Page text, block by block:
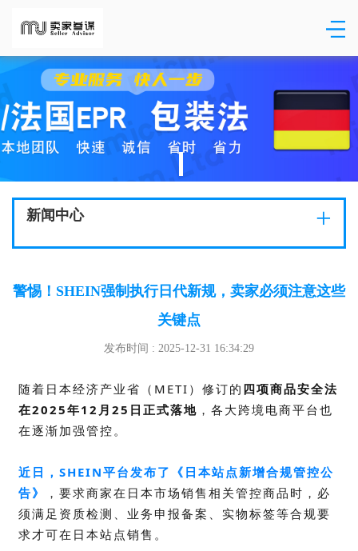
新闻中心 +
警惕！SHEIN强制执行日代新规，卖家必须注意这些
关键点
发布时间 : 2025-12-31 16:34:29
随着日本经济产业省（METI）修订的 四项商品安全法
在2025年12月25日正式落地 ，各大跨境电商平台也
在逐渐加强管控。
近日， SHEIN平台发布了《 日本站点新增合规管控公
告》
， 要求商家在日本市场销售相关管控商品时，必
须满足资质检测、业务申报备案、实物标签等合规要
求才可在日本站点销售。